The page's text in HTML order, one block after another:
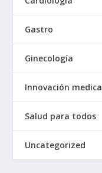
Gastro
Ginecología
Innovación medica
Salud para todos
Uncategorized